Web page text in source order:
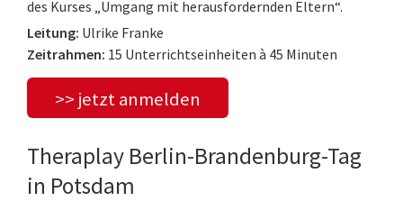
des Kurses „Umgang mit herausfordernden Eltern“.
Leitung: Ulrike Franke
Zeitrahmen: 15 Unterrichtseinheiten à 45 Minuten
>> jetzt anmelden
Theraplay Berlin-Brandenburg-Tag
in Potsdam